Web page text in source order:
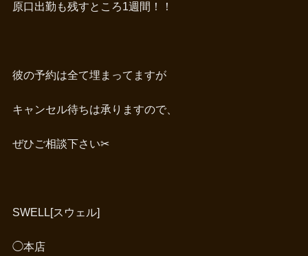
原口出勤も残すところ1週間！！
彼の予約は全て埋まってますが
キャンセル待ちは承りますので、
ぜひご相談下さい✂︎
SWELL[スウェル]
◯本店